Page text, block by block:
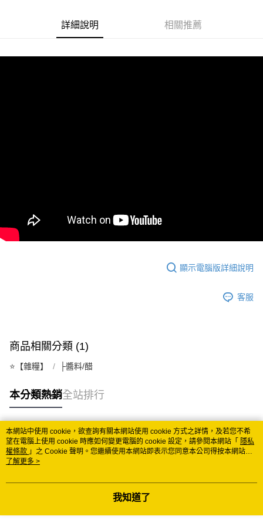
ATM付款
付款後7-11取貨
每筆NT$60
免運費
詳細說明 相關推薦
顯示電腦版詳細說明
客服
商品相關分類 (1)
⭐️【雜糧】 ├醬料/醋
本分類熱銷全站排行
熱門標籤
本網站中使用 cookie，欲查詢有關本網站使用 cookie 方式之詳情，及若您不希
望在電腦上使用 cookie 時應如何變更電腦的 cookie 設定，請參閱本網站「 隱私
權條款 」之 Cookie 聲明。您繼續使用本網站即表示您同意本公司得按本網站使
用條款之 Cookie 聲明使用 cookie。
了解更多 >
我知道了